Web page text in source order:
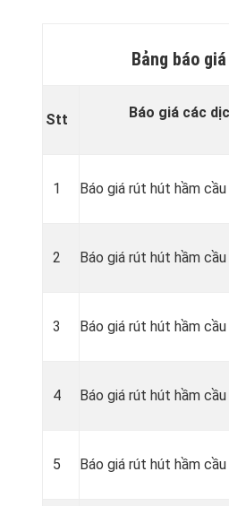
Bảng báo
Stt Báo giá các
1 Báo giá rút hút hầm
2 Báo giá rút hút hầm
3 Báo giá rút hút hầm
4 Báo giá rút hút hầm
5 Báo giá rút hút hầm